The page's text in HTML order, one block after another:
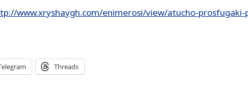
www.xryshaygh.com/enimerosi/view/atucho-
Threads